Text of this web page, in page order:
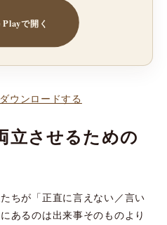
で開く
ウンロードする
立させるための
ちが「正直に言えない／言い
あるのは出来事そのものより